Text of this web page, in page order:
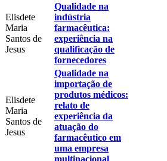
Elisdete
Maria
Santos de
Jesus
Qualidade na
indústria
farmacêutica:
experiência na
qualificação de
fornecedores
Elisdete
Maria
Santos de
Jesus
Qualidade na
importação de
produtos médicos:
relato de
experiência da
atuação do
farmacêutico em
uma empresa
multinacional